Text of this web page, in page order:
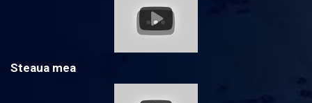
Steaua mea